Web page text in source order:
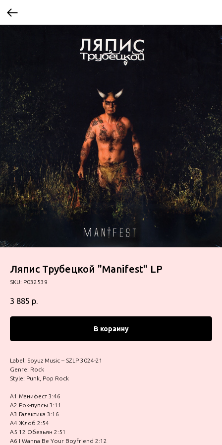
Ляпис Трубецкой "Manifest" LP
SKU: P032539
3 885 р.
В корзину
Label: Soyuz Music – SZLP 3024-21
Genre: Rock
Style: Punk, Pop Rock
A1 Манифест 3:46
A2 Рок-пупсы 3:11
A3 Галактика 3:16
A4 Жлоб 2:54
A5 12 Обезьян 2:51
A6 I Wanna Be Your Boyfriend 2:12